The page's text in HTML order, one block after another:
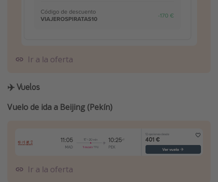
Ir a la oferta
✈️ Vuelos
Vuelo de ida a Beijing (Pekín)
Ir a la oferta